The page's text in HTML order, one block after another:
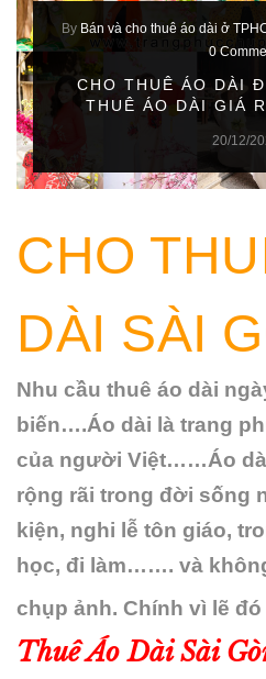
By Bán và cho thuê áo dài ở
0
CHO THUÊ ÁO DÀI
THUÊ ÁO DÀI GIÁ
20/12/
CHO
DÀI SÀI
Nhu cầu thuê áo dài
biến….Áo dài là trang
của người Việt……Áo
rộng rãi trong đời sống
kiện, nghi lễ tôn giáo,
học, đi làm……. và
chụp ảnh. Chính vì lẽ
Thuê Áo Dài Sài